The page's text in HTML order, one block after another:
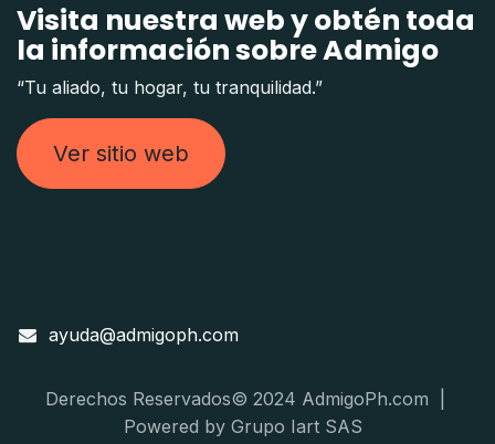
Visita nuestra web y obtén toda
la información sobre Admigo
“Tu aliado, tu hogar, tu tranquilidad.”
Ver sitio web
ayuda@admigoph.com
Derechos Reservados© 2024 AdmigoPh.com |
Powered by Grupo Iart SAS